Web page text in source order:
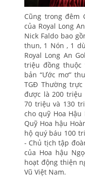
Cũng trong đêm
của Royal Long
Nick Faldo bao
thun, 1 Nón , 1
Royal Long An
triệu đồng thuộc
bản “Ước mơ”
TGĐ Thường
được là 200
70 triệu và 130
cho quỹ Hoa Hậu
Quỹ Hoa hậu
hộ quý báu 100
- Chủ tịch tập
của Hoa hậu
hoạt động thiện
Vũ Việt Nam.